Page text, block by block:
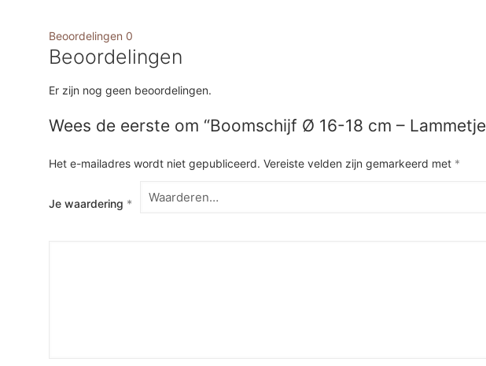
Beoordelingen 0
Beoordelingen
Er zijn nog geen beoordelingen.
Wees de eerste om “Boomschijf Ø 16-18 cm –
Het e-mailadres wordt niet gepubliceerd. Vereiste velden zijn gemarkeerd met *
Je waardering *